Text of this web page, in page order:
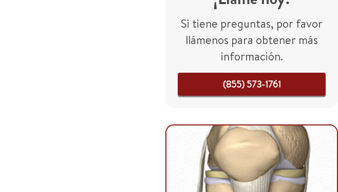
Si tiene preguntas, por favor
llámenos para obtener más
información.
(855) 573-1761